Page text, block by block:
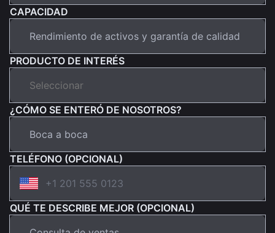
CAPACIDAD
PRODUCTO DE INTERÉS
¿CÓMO SE ENTERÓ DE NOSOTROS?
TELÉFONO (OPCIONAL)
QUÉ TE DESCRIBE MEJOR (OPCIONAL)